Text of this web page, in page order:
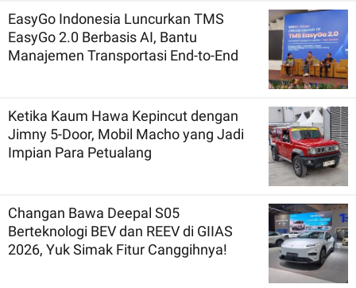
EasyGo Indonesia Luncurkan TMS
EasyGo 2.0 Berbasis AI, Bantu
Manajemen Transportasi End-to-End
Ketika Kaum Hawa Kepincut dengan
Jimny 5-Door, Mobil Macho yang Jadi
Impian Para Petualang
Changan Bawa Deepal S05
Berteknologi BEV dan REEV di GIIAS
2026, Yuk Simak Fitur Canggihnya!